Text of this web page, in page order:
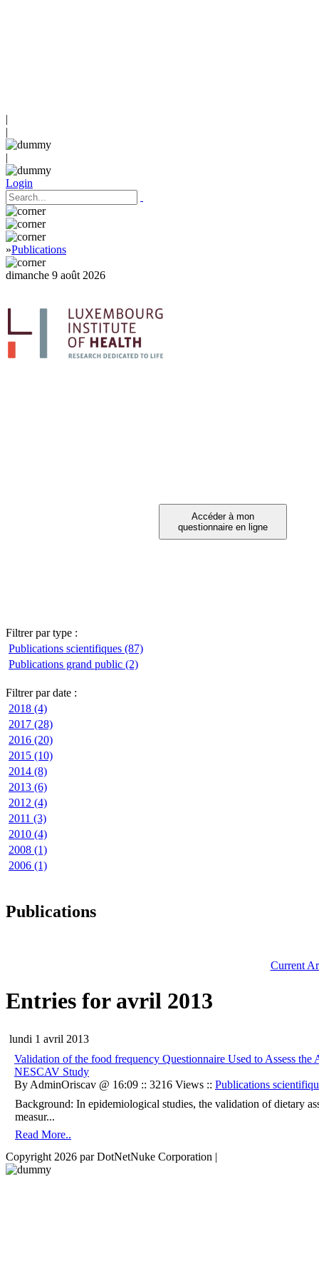
|
|
|
Login
»Publications
dimanche 9 août 2026
Filtrer par type :
Publications scientifiques (87)
Publications grand public (2)
Filtrer par date :
2018 (4)
2017 (28)
2016 (20)
2015 (10)
2014 (8)
2013 (6)
2012 (4)
2011 (3)
2010 (4)
2008 (1)
2006 (1)
Publications
Current
Entries for avril 2013
lundi 1 avril 2013
Validation of the food frequency Questionnaire Used to Assess
NESCAV Study
By AdminOriscav @ 16:09 :: 3216 Views :: Publications
Background: In epidemiological studies, the validation of dietary
measur...
Read More..
Copyright 2026 par DotNetNuke Corporation |